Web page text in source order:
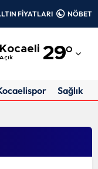
FİYATLARI
Kocaeli
Açık 29°
Adıyaman
Ankara
Sağlık